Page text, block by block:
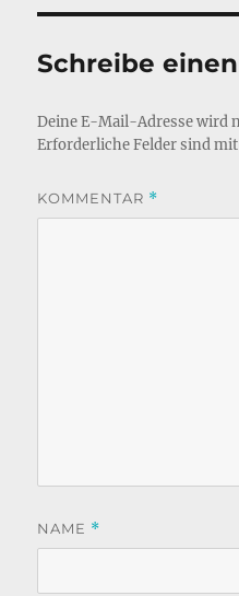
Schreibe
Deine E-Mail-Adresse wird
Erforderliche Felder sind mit
KOMMENTAR *
NAME *